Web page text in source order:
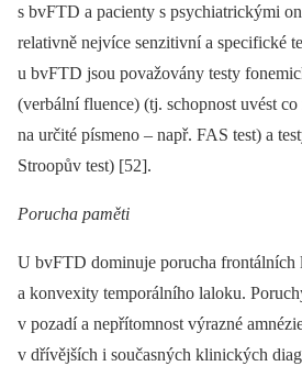
s bvFTD a pacienty s psychiatrickými
relativně nejvíce senzitivní a specifické
u bvFTD jsou považovány testy
(verbální fluence) (tj. schopnost uvést
na určité písmeno –⁠ např. FAS test) a
Stroopův test) [52].
Porucha paměti
U bvFTD dominuje porucha frontálních
a konvexity temporálního laloku.
v pozadí a nepřítomnost výrazné
v dřívějších i současných klinických